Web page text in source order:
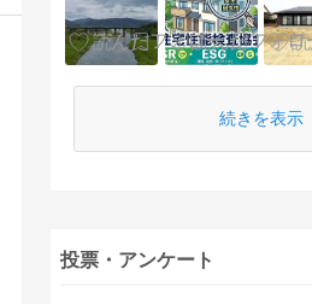
続きを表示
投票・アンケート